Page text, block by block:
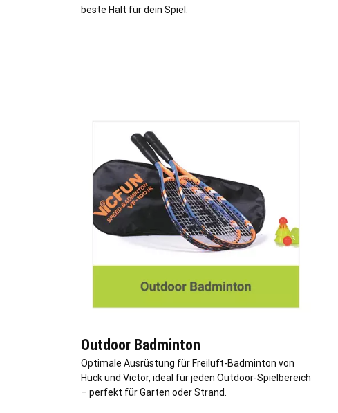
beste Halt für dein Spiel.
Outdoor Badminton
Optimale Ausrüstung für Freiluft-Badminton von
Huck und Victor, ideal für jeden Outdoor-Spielbereich
– perfekt für Garten oder Strand.